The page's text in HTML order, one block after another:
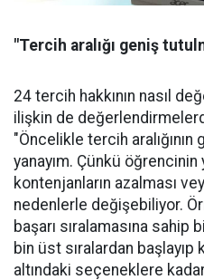
"Tercih aralığı geniş
24 tercih hakkının nasıl
ilişkin de
"Öncelikle tercih
yanayım. Çünkü
kontenjanların azalması
nedenlerle değişebiliyor.
başarı sıralamasına sahip
bin üst sıralardan başlayıp
altındaki seçeneklere